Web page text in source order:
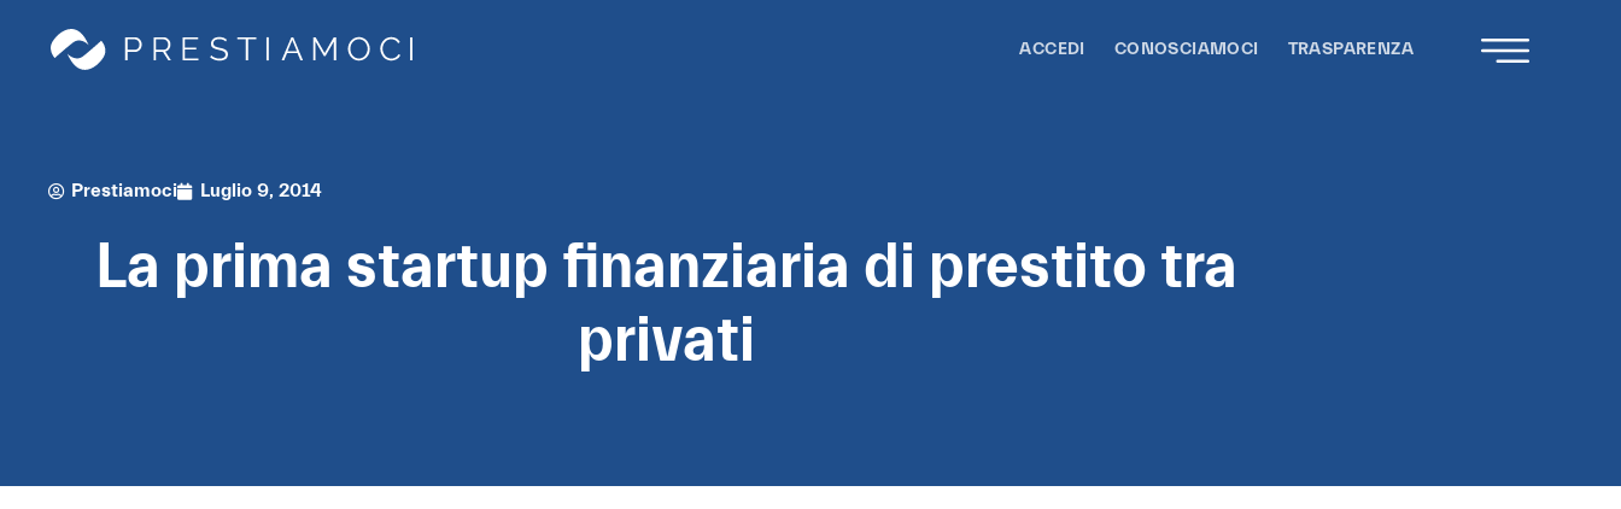
ACCEDI CONOSCIAMOCI TRASPARENZA
Prestiamoci Luglio 9, 2014
La prima startup finanziaria di prestito tra
privati